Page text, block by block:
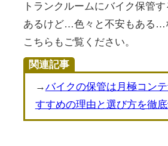
トランクルームにバイク保管
あるけど…色々と不安もある…
こちらもご覧ください。
関連記事
→バイクの保管は月極コン
すすめの理由と選び方を徹